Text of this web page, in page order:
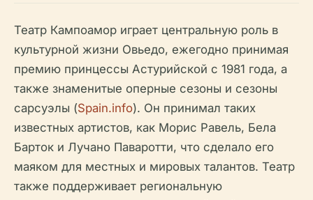
Театр Кампоамор играет центральную роль в
культурной жизни Овьедо, ежегодно принимая
премию принцессы Астурийской с 1981 года, а
также знаменитые оперные сезоны и сезоны
сарсуэлы (Spain.info). Он принимал таких
известных артистов, как Морис Равель, Бела
Барток и Лучано Паваротти, что сделало его
маяком для местных и мировых талантов. Театр
также поддерживает региональную